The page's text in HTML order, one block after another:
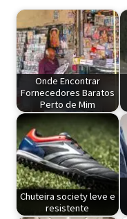
Onde Encontrar
Fornecedores Baratos
Perto de Mim
Chuteira society leve e
resistente